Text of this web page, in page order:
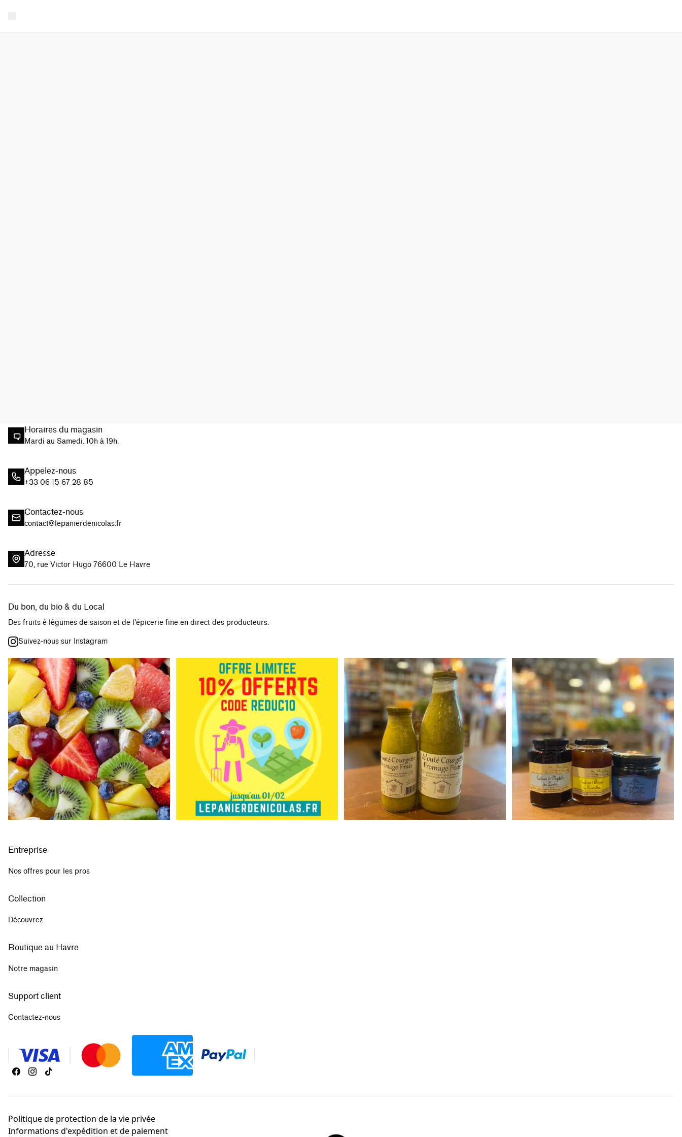
Horaires du magasin
Mardi au Samedi. 10h à 19h.
Appelez-nous
+33 06 15 67 28 85
Contactez-nous
contact@lepanierdenicolas.fr
Adresse
70, rue Victor Hugo 76600 Le Havre
Du bon, du bio & du Local
Des fruits é légumes de saison et de l'épicerie fine en direct des producteurs.
Suivez-nous sur Instagram
Entreprise
Nos offres pour les pros
Collection
Découvrez
Boutique au Havre
Notre magasin
Support client
Contactez-nous
Politique de protection de la vie privée
Informations d'expédition et de paiement